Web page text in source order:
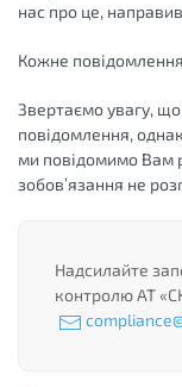
нас про це,
Кожне
Звертаємо увагу,
повідомлення,
ми повідомимо Вам
зобов’язання не
Надсилайте
контролю АТ